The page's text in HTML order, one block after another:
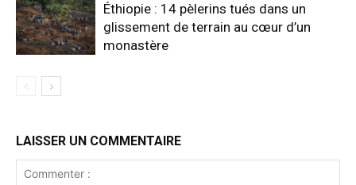
Éthiopie : 14 pèlerins tués dans un
glissement de terrain au cœur d’un
monastère
LAISSER UN COMMENTAIRE